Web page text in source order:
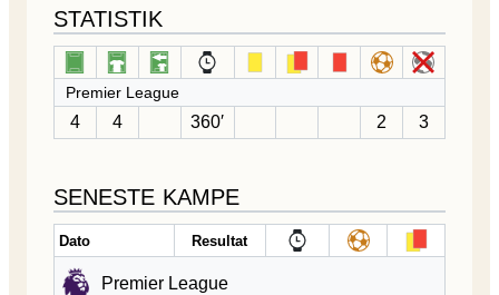
STATISTIK
Premier League
4 4 360′ 2 3
SENESTE KAMPE
Dato Resultat
Premier League